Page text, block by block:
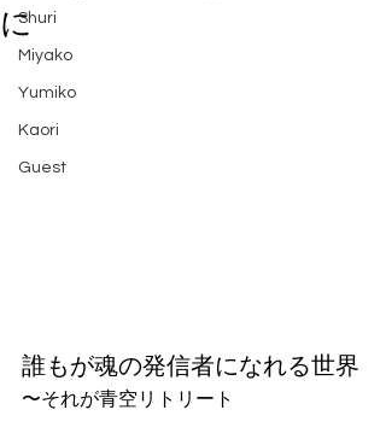
Shuri
Miyako
Yumiko
Kaori
Guest
に
誰もが魂の発信者になれる世界
〜それが青空リトリート